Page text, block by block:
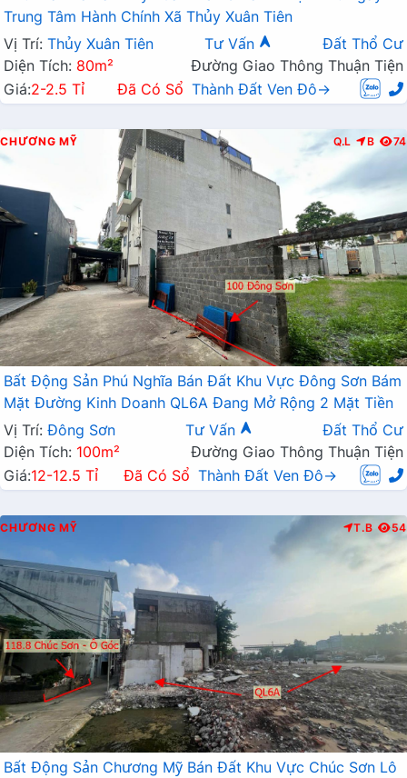
Trung Tâm Hành Chính Xã Thủy Xuân Tiên
Vị Trí: Thủy Xuân Tiên Tư Vấn
Đất Thổ Cư
Diện Tích: 80m²
Đường Giao Thông Thuận Tiện
Giá:2-2.5 Tỉ Đã Có Sổ Thành Đất Ven Đô→
CHƯƠNG MỸ Q.L B 74
Bất Động Sản Phú Nghĩa Bán Đất Khu Vực Đông Sơn Bám
Mặt Đường Kinh Doanh QL6A Đang Mở Rộng 2 Mặt Tiền
Vị Trí: Đông Sơn Tư Vấn
Đất Thổ Cư
Diện Tích: 100m²
Đường Giao Thông Thuận Tiện
Giá:12-12.5 Tỉ Đã Có Sổ Thành Đất Ven Đô→
CHƯƠNG MỸ T.B 54
Bất Động Sản Chương Mỹ Bán Đất Khu Vực Chúc Sơn Lô